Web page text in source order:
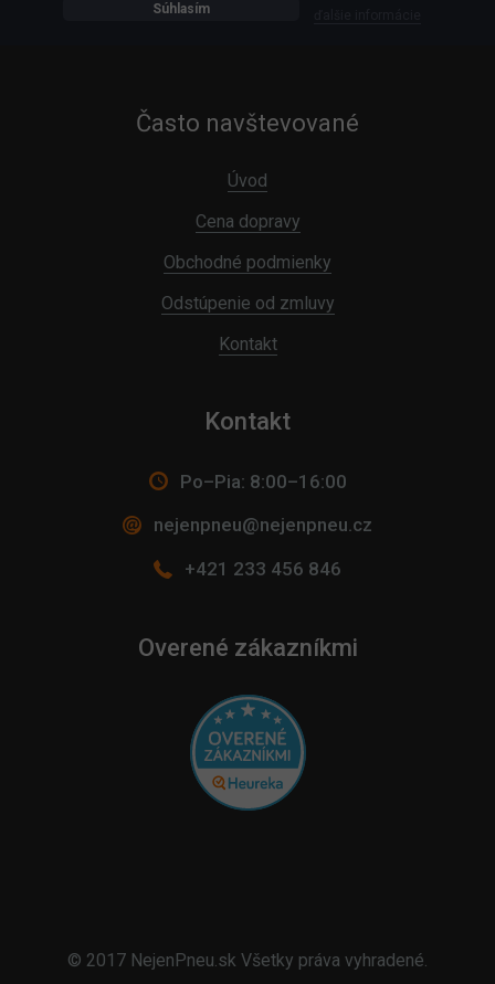
Súhlasím
Často navštevované
Úvod
Cena dopravy
Obchodné podmienky
Odstúpenie od zmluvy
Kontakt
Kontakt
Po–Pia: 8:00–16:00
nejenpneu@nejenpneu.cz
+421 233 456 846
Overené zákazníkmi
© 2017 NejenPneu.sk Všetky práva vyhradené.